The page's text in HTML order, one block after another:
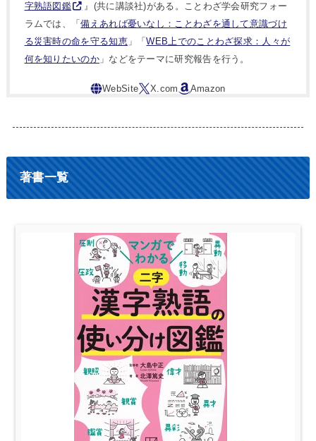
字熟語図鑑
』(共に講談社)がある。ことわざ学会研究フォー
ラムでは、「備えあれば憂いなし：ことわざを通して意識づけ
る災害時の命を守る知恵」「WEB上でのことわざ探求：人々が
何を知りたいのか」などをテーマに研究報告を行う。
著書一覧